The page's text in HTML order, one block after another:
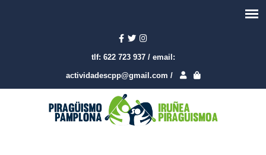
tlf: 622 723 937 / email:
actividadescpp@gmail.com /